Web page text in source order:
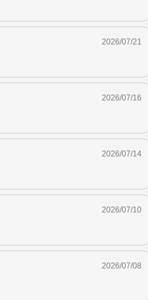
2026/07/21
2026/07/16
2026/07/14
2026/07/10
2026/07/08